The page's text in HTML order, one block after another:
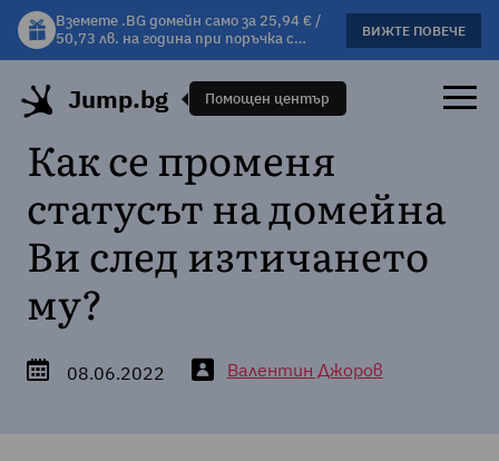
Вземете .BG домейн само за 25,94 € /
50,73 лв. на година при поръчка с
хостинг.
ВИЖТЕ ПОВЕЧЕ
Вземете подарък чаша с избрани
хостинг планове!
ВИЖΤΕ ПОВЕЧЕ
Jump.bg Помощен център
Как се променя
статусът на домейна
Ви след изтичането
му?
08.06.2022 Валентин Джоров